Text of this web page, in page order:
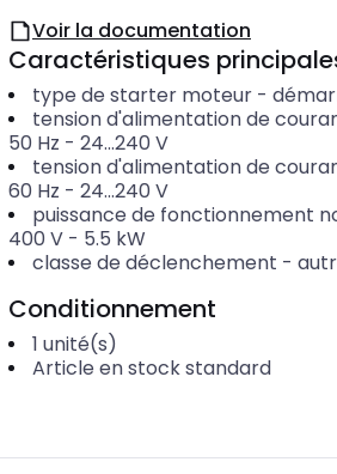
Voir la documentation
Caractéristiques
type de starter moteur-
tension d'alimentation de
50 Hz - 24...240 V
tension d'alimentation de
60 Hz - 24...240 V
puissance de fonctionnement
400 V - 5.5 kW
classe de déclenchement -
Conditionnement
1 unité(s)
Article en stock standard